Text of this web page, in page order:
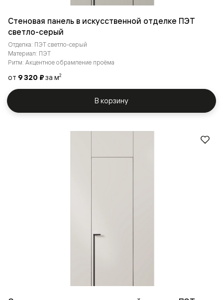
Стеновая панель в искусственной отделке ПЭТ
светло-серый
Отделка: ПЭТ светло-серый
Материал: ПЭТ
Ритм: Акцентное обрамление проёма
от 9 320 ₽за м2
В корзину